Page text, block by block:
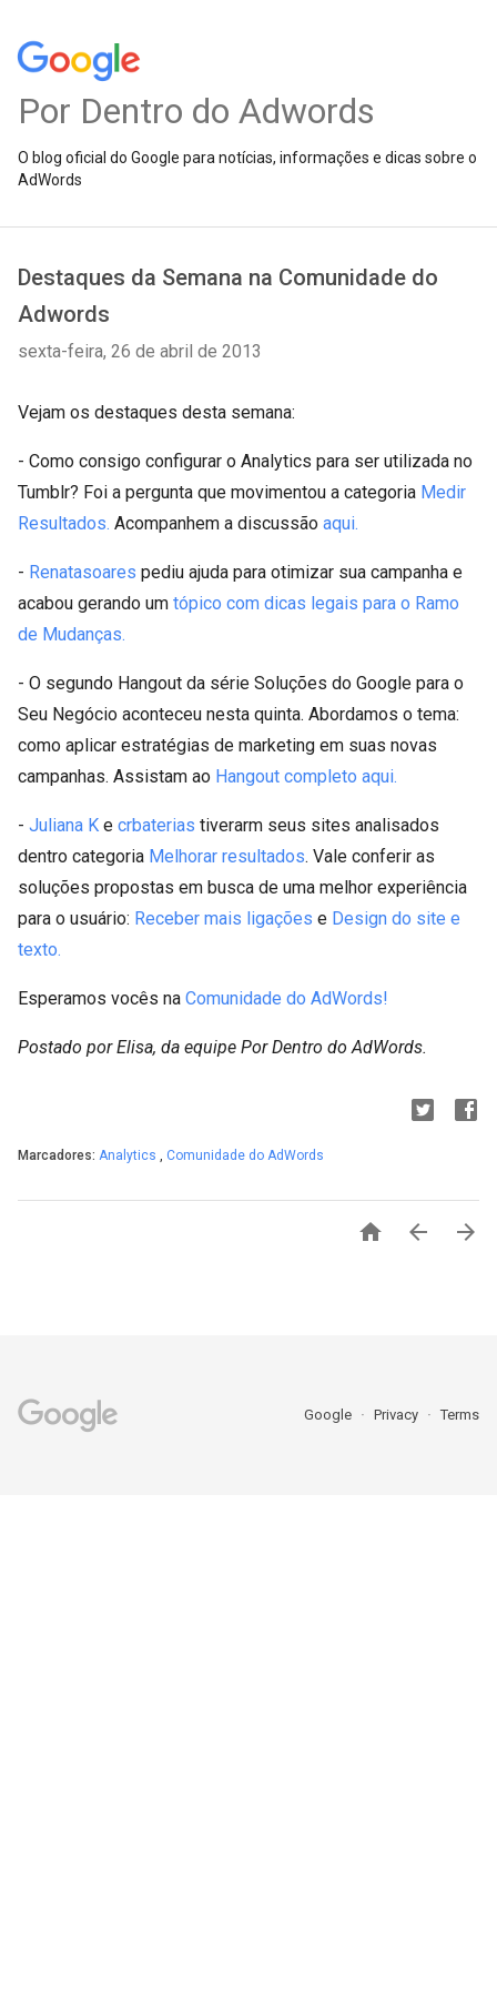
Por Dentro do Adwords
O blog oficial do Google para notícias, informações e dicas sobre o
AdWords
Destaques da Semana na Comunidade do
Adwords
sexta-feira, 26 de abril de 2013
Vejam os destaques desta semana:
- Como consigo configurar o Analytics para ser utilizada no
Tumblr? Foi a pergunta que movimentou a categoria Medir
Resultados. Acompanhem a discussão aqui.
- Renatasoares pediu ajuda para otimizar sua campanha e
acabou gerando um tópico com dicas legais para o Ramo
de Mudanças.
- O segundo Hangout da série Soluções do Google para o
Seu Negócio aconteceu nesta quinta. Abordamos o tema:
como aplicar estratégias de marketing em suas novas
campanhas. Assistam ao Hangout completo aqui.
- Juliana K e crbaterias tiverarm seus sites analisados
dentro categoria Melhorar resultados. Vale conferir as
soluções propostas em busca de uma melhor experiência
para o usuário: Receber mais ligações e Design do site e
texto.
Esperamos vocês na Comunidade do AdWords!
Postado por Elisa, da equipe Por Dentro do AdWords.
Marcadores: Analytics , Comunidade do AdWords
  
Google Privacy Terms